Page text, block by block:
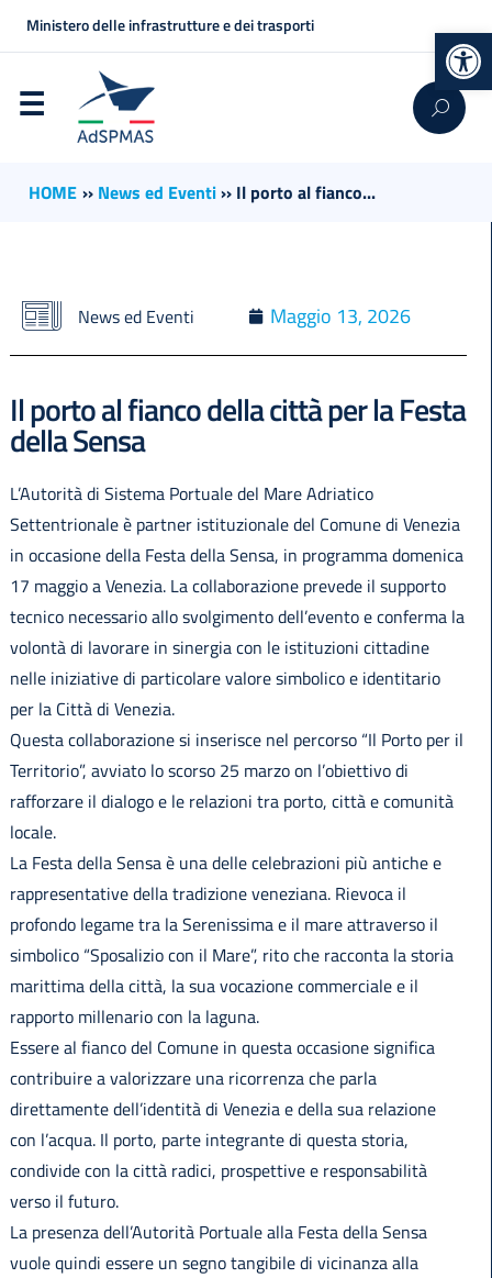
Ministero delle infrastrutture e dei trasporti
HOME ›› News ed Eventi›› Il porto al fianco...
News ed Eventi Maggio 13, 2026
Il porto al fianco della città per la Festa
della Sensa
L’Autorità di Sistema Portuale del Mare Adriatico
Settentrionale è partner istituzionale del Comune di Venezia
in occasione della Festa della Sensa, in programma domenica
17 maggio a Venezia. La collaborazione prevede il supporto
tecnico necessario allo svolgimento dell’evento e conferma la
volontà di lavorare in sinergia con le istituzioni cittadine
nelle iniziative di particolare valore simbolico e identitario
per la Città di Venezia.
Questa collaborazione si inserisce nel percorso “Il Porto per il
Territorio”, avviato lo scorso 25 marzo on l’obiettivo di
rafforzare il dialogo e le relazioni tra porto, città e comunità
locale.
La Festa della Sensa è una delle celebrazioni più antiche e
rappresentative della tradizione veneziana. Rievoca il
profondo legame tra la Serenissima e il mare attraverso il
simbolico “Sposalizio con il Mare”, rito che racconta la storia
marittima della città, la sua vocazione commerciale e il
rapporto millenario con la laguna.
Essere al fianco del Comune in questa occasione significa
contribuire a valorizzare una ricorrenza che parla
direttamente dell’identità di Venezia e della sua relazione
con l’acqua. Il porto, parte integrante di questa storia,
condivide con la città radici, prospettive e responsabilità
verso il futuro.
La presenza dell’Autorità Portuale alla Festa della Sensa
vuole quindi essere un segno tangibile di vicinanza alla